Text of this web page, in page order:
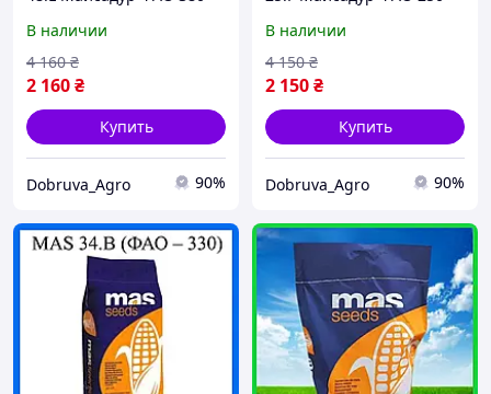
урожайности
В наличии
2 160₴
4 160 ₴
Купить
Dobruva_Agro 90%
урожайности
В наличии
2 150₴
4 150 ₴
Купить
Dobruva_Agro 90%